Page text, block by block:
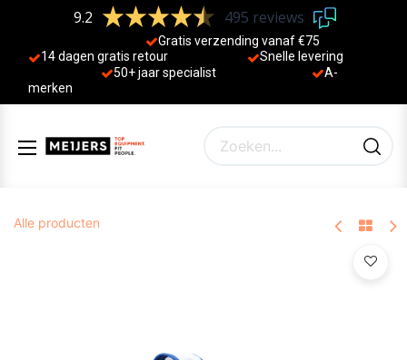
9.2 495 reviews
Gratis verzending vanaf €75
14 dagen gratis retour
Sne lle levering
50+ jaar specialist
A-
merken
Alle producten